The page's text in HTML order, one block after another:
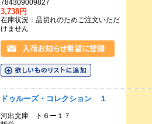
784309009827
3,738円
在庫状況：品切れのためご注文いただ
けません
ドゥルーズ・コレクション １
河出文庫 ト６ー１７